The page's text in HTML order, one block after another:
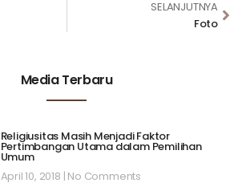
SELANJUTNYA
Foto
Media Terbaru
Religiusitas Masih Menjadi Faktor
Pertimbangan Utama dalam Pemilihan
Umum
April 10, 2018 No Comments